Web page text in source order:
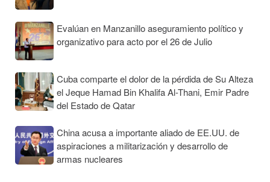
Evalúan en Manzanillo aseguramiento político y
organizativo para acto por el 26 de Julio
Cuba comparte el dolor de la pérdida de Su Alteza
el Jeque Hamad Bin Khalifa Al-Thani, Emir Padre
del Estado de Qatar
China acusa a importante aliado de EE.UU. de
aspiraciones a militarización y desarrollo de
armas nucleares